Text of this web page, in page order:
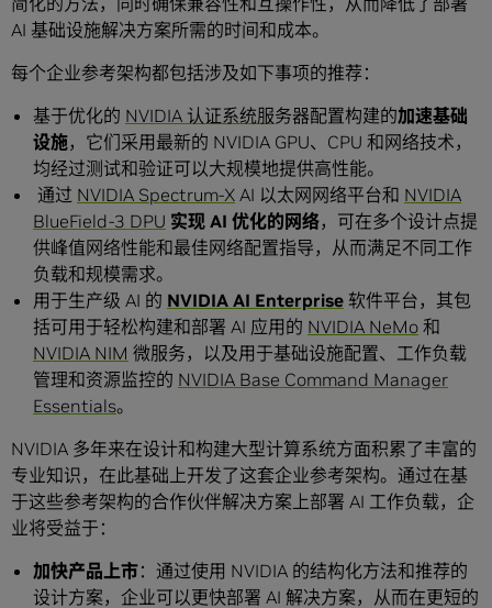
AI 基础设施解决方案所需的时间和成本。
每个企业参考架构都包括涉及如下事项的推荐：
基于优化的 NVIDIA 认证系统服务器配置构建的加速基础
设施，它们采用最新的 NVIDIA GPU、CPU 和网络技术，
均经过测试和验证可以大规模地提供高性能。
通过 NVIDIA Spectrum-X AI 以太网网络平台和 NVIDIA
BlueField-3 DPU 实现 AI 优化的网络，可在多个设计点提
供峰值网络性能和最佳网络配置指导，从而满足不同工作
负载和规模需求。
用于生产级 AI 的 NVIDIA AI Enterprise 软件平台，其包
括可用于轻松构建和部署 AI 应用的 NVIDIA NeMo 和
NVIDIA NIM 微服务，以及用于基础设施配置、工作负载
管理和资源监控的 NVIDIA Base Command Manager
Essentials。
NVIDIA 多年来在设计和构建大型计算系统方面积累了丰富的
专业知识，在此基础上开发了这套企业参考架构。通过在基
于这些参考架构的合作伙伴解决方案上部署 AI 工作负载，企
业将受益于：
加快产品上市：通过使用 NVIDIA 的结构化方法和推荐的
设计方案，企业可以更快部署 AI 解决方案，从而在更短的